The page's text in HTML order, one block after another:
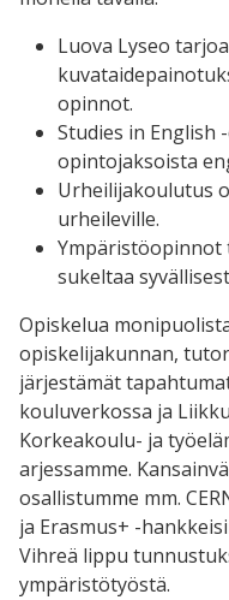
Luova Lyseo
opinnot.
Studies in English
opintojaksoista
Urheilijakoulutus
urheileville.
Ympäristöopinnot
sukeltaa
Opiskelua
opiskelijakunnan,
järjestämät
kouluverkossa ja
Korkeakoulu- ja
arjessamme.
osallistumme mm.
ja Erasmus+ -
Vihreä lippu
ympäristötyöstä.